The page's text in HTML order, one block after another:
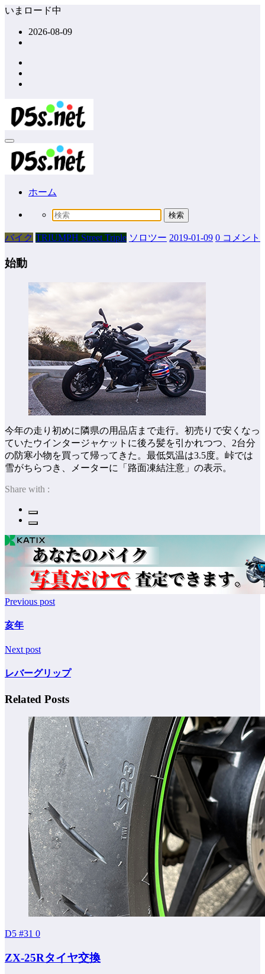
コ
ッ
プ
いまロード中
2026-08-09
ホーム
バイク TRIUMPH Street Triple ソロツー 2019-01-09 0 コメント
始動
今年の走り初めに隣県の用品店まで走行。初売りで安くなっ
ていたウインタージャケットに後ろ髪を引かれつつ、2台分
の防寒小物を買って帰ってきた。最低気温は3.5度。峠では
雪がちらつき、メーターに「路面凍結注意」の表示。
Share with :
Previous post
亥年
Next post
レバーグリップ
Related Posts
D5 #31 0
ZX-25Rタイヤ交換